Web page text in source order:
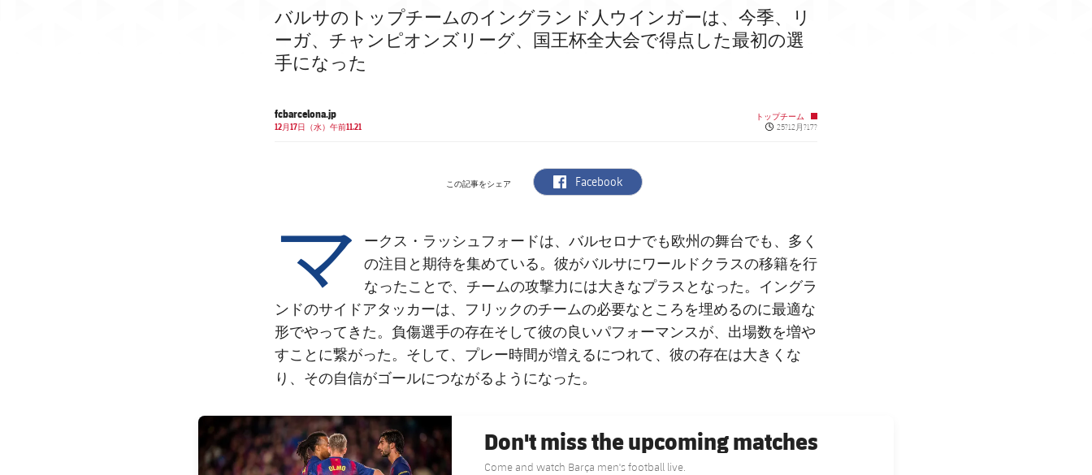
バルサのトップチームのイングランド人ウインガーは、今季、リ
ーガ、チャンピオンズリーグ、国王杯全大会で得点した最初の選
手になった
fcbarcelona.jp
12月17日（水）午前11.21
トップチーム
Published news
25?12月?17?
この記事をシェア label.aria.facebook
Facebook
マ ークス・ラッシュフォードは、バルセロナでも欧州の舞台でも、多く
の注目と期待を集めている。彼がバルサにワールドクラスの移籍を行
なったことで、チームの攻撃力には大きなプラスとなった。イングラ
ンドのサイドアタッカーは、フリックのチームの必要なところを埋めるのに最適な
形でやってきた。負傷選手の存在そして彼の良いパフォーマンスが、出場数を増や
すことに繋がった。そして、プレー時間が増えるにつれて、彼の存在は大きくな
り、 その自信がゴールにつながるようになった。
FC Barcelona club badge
Don't miss the upcoming matches
Come and watch Barça men's football live.